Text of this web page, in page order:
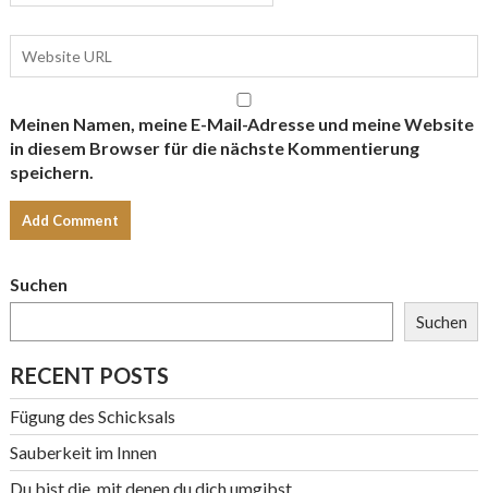
Meinen Namen, meine E-Mail-Adresse und meine Website
in diesem Browser für die nächste Kommentierung
speichern.
Suchen
Suchen
RECENT POSTS
Fügung des Schicksals
Sauberkeit im Innen
Du bist die, mit denen du dich umgibst…